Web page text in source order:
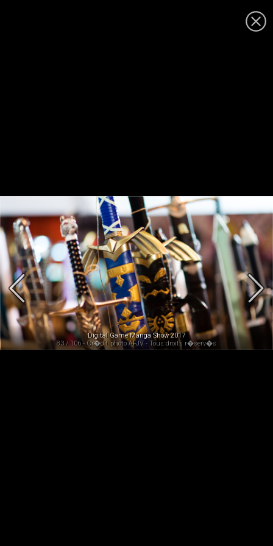
Digital Game Manga Show 2017
83 / 106 - Cr�dit photo AFJV - Tous droits r�serv�s